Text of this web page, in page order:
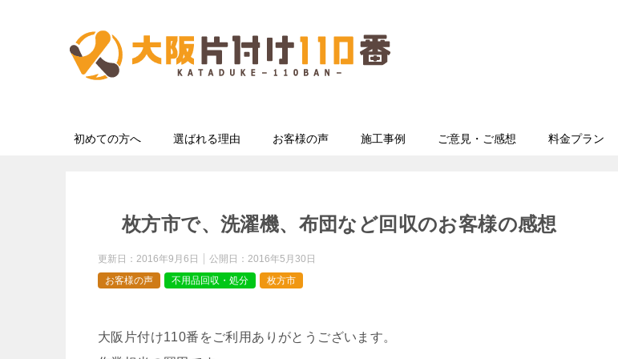
初めての方へ 選ばれる理由 お客様の声 施工事例 ご意見・ご感想 料金プラン
枚方市で、洗濯機、布団など回収のお客様の感想
更新日： 2016年9月6日 公開日： 2016年5月30日
お客様の声
不用品回収・処分 枚方市
大阪片付け110番をご利用ありがとうございます。